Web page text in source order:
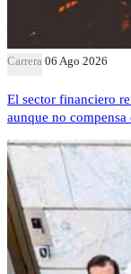
Carrera 06 Ago 2026
El sector financiero
aunque no